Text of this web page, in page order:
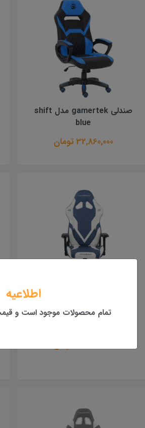
صندلی gamertek مدل shift
blue
32,860,000 تومان
خرید صندلی گیمینگ دی ایکس
ریسر سفید آبی DxRacer
اطلاعیه
تمام محصولات موجود است و